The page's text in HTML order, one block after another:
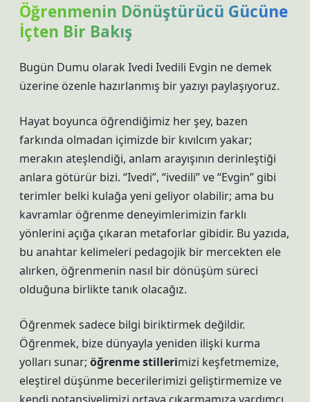
Öğrenmenin Dönüştürücü Gücüne
İçten Bir Bakış
Bugün Dumu olarak Ivedi Ivedili Evgin ne demek
üzerine özenle hazırlanmış bir yazıyı paylaşıyoruz.
Hayat boyunca öğrendiğimiz her şey, bazen
farkında olmadan içimizde bir kıvılcım yakar;
merakın ateşlendiği, anlam arayışının derinleştiği
anlara götürür bizi. “Ivedi”, “ivedili” ve “Evgin” gibi
terimler belki kulağa yeni geliyor olabilir; ama bu
kavramlar öğrenme deneyimlerimizin farklı
yönlerini açığa çıkaran metaforlar gibidir. Bu yazıda,
bu anahtar kelimeleri pedagojik bir mercekten ele
alırken, öğrenmenin nasıl bir dönüşüm süreci
olduğuna birlikte tanık olacağız.
Öğrenmek sadece bilgi biriktirmek değildir.
Öğrenmek, bize dünyayla yeniden ilişki kurma
yolları sunar; öğrenme stillerimizi keşfetmemize,
eleştirel düşünme becerilerimizi geliştirmemize ve